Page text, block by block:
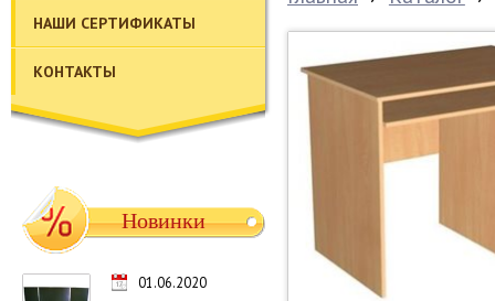
НАШИ СЕРТИФИКАТЫ
КОНТАКТЫ
Новинки
01.06.2020